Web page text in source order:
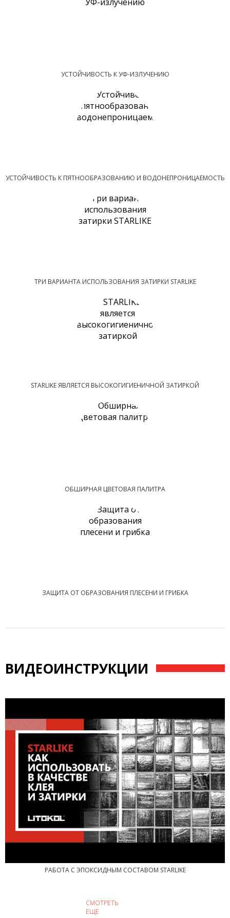
УСТОЙЧИВОСТЬ К УФ-ИЗЛУЧЕНИЮ
УСТОЙЧИВОСТЬ К ПЯТНООБРАЗОВАНИЮ И ВОДОНЕПРОНИЦАЕМОСТЬ
ТРИ ВАРИАНТА ИСПОЛЬЗОВАНИЯ ЗАТИРКИ STARLIKE
STARLIKE ЯВЛЯЕТСЯ ВЫСОКОГИГИЕНИЧНОЙ ЗАТИРКОЙ
ОБШИРНАЯ ЦВЕТОВАЯ ПАЛИТРА
ЗАЩИТА ОТ ОБРАЗОВАНИЯ ПЛЕСЕНИ И ГРИБКА
ВИДЕОИНСТРУКЦИИ
РАБОТА С ЭПОКСИДНЫМ СОСТАВОМ STARLIKE
СМОТРЕТЬ
ЕЩЕ